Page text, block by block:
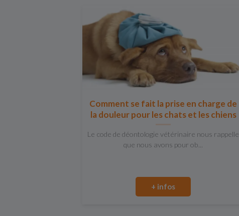
Comment se fait la prise en charge de
la douleur pour les chats et les chiens
Le code de déontologie vétérinaire nous rappelle
que nous avons pour ob...
+ infos